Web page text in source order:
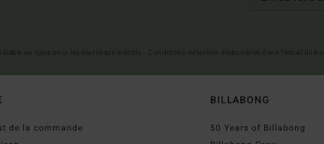
de la commande
BILLABONG
50 Years of Billabong